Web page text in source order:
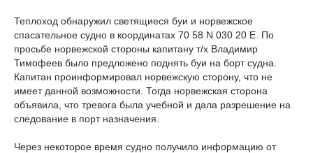
Теплоход обнаружил светящиеся буи и норвежское
спасательное судно в координатах 70 58 N 030 20 E. По
просьбе норвежской стороны капитану т/х Владимир
Тимофеев было предложено поднять буи на борт судна.
Капитан проинформировал норвежскую сторону, что не
имеет данной возможности. Тогда норвежская сторона
объявила, что тревога была учебной и дала разрешение на
следование в порт назначения.
Через некоторое время судно получило информацию от